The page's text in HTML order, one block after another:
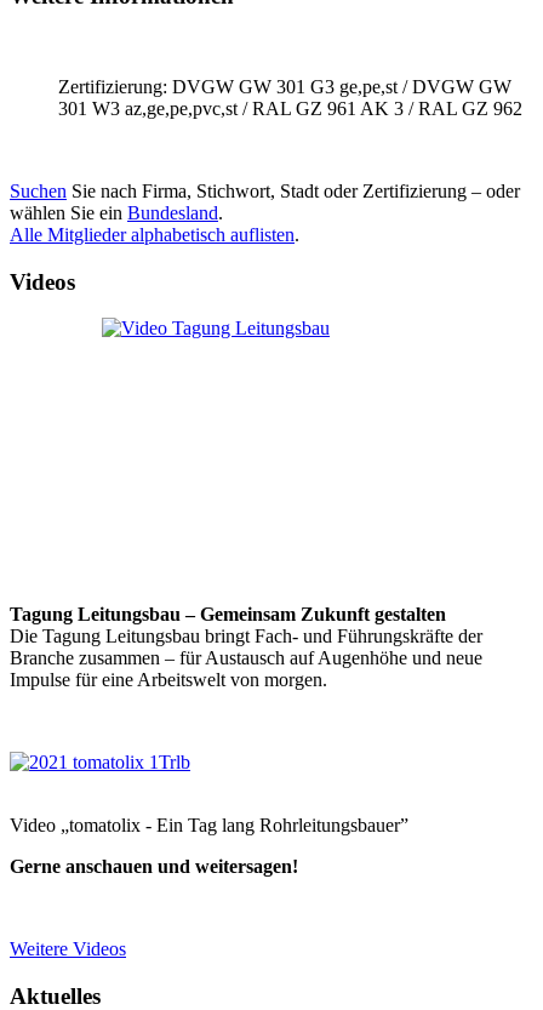
Zertifizierung: DVGW GW 301 G3 ge,pe,st / DVGW GW
301 W3 az,ge,pe,pvc,st / RAL GZ 961 AK 3 / RAL GZ 962
Suchen Sie nach Firma, Stichwort, Stadt oder Zertifizierung – oder
wählen Sie ein Bundesland.
Alle Mitglieder alphabetisch auflisten.
Videos
Tagung Leitungsbau – Gemeinsam Zukunft gestalten
Die Tagung Leitungsbau bringt Fach- und Führungskräfte der
Branche zusammen – für Austausch auf Augenhöhe und neue
Impulse für eine Arbeitswelt von morgen.
Video „tomatolix - Ein Tag lang Rohrleitungsbauer”
Gerne anschauen und weitersagen!
Weitere Videos
Aktuelles